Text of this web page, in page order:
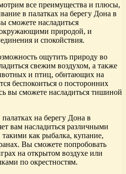
все преимущества и плюсы,
в палатках на берегу Дона в
сможете насладиться
природой, и
и спокойствия.
ощутить природу во
свежим воздухом, а также
и птиц, обитающих на
беспокоиться о посторонних
вы сможете насладиться тишиной
на берегу Дона в
вам насладиться различными
как рыбалка, купание,
Вы сможете попробовать
на открытом воздухе или
по окрестностям.